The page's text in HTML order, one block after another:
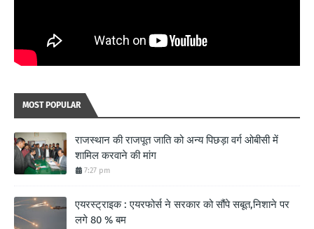
MOST POPULAR
राजस्थान की राजपूत जाति को अन्य पिछड़ा वर्ग ओबीसी में
शामिल करवाने की मांग
7:27 pm
एयरस्ट्राइक : एयरफोर्स ने सरकार को सौंपे सबूत,निशाने पर
लगे 80 % बम